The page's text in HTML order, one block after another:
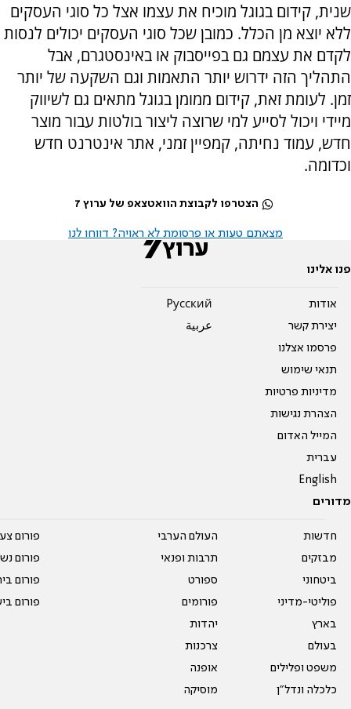
שנית, קידום בגוגל מוכיח את עצמו אצל כל סוגי העסקים
ללא יוצא מן הכלל. כמובן שכל סוגי העסקים יכולים לנסות
לקדם את עצמם גם בפייסבוק או באינסטגרם, אבל
התהליך הזה ידרוש יותר התאמות וגם השקעה של יותר
זמן. לעומת זאת, קידום ממומן בגוגל מתאים גם לשיווק
מיידי ויכול לסייע למי שרוצה ליצור בולטות עבור מוצר
חדש, עמוד נחיתה, קמפיין זמני, אתר אינטרנט חדש
וכדומה.
הצטרפו לקבוצת הוואטצאפ של ערוץ 7
מצאתם טעות או פרסומת לא ראויה? דווחו לנו
פנו אלינו
אודות
יצירת קשר
פרסמו אצלנו
תנאי שימוש
מדיניות פרטיות
הצהרת נגישות
המייל האדום
עברית
English
Pусский
عربية
מדורים
חדשות
מבזקים
ביטחוני
פוליטי-מדיני
בארץ
בעולם
משפט ופלילים
כלכלה ונדל"ן
העולם הערבי
תרבות ופנאי
ספורט
פורומים
יהדות
צרכנות
אופנה
מוסיקה
פורום
פורום
פורום
פורום